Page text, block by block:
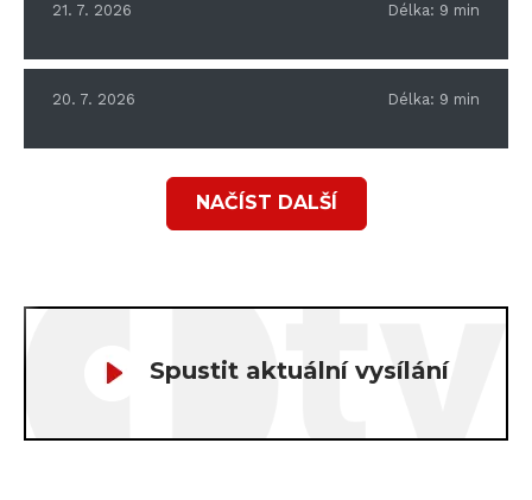
21. 7. 2026 Délka: 9 min
20. 7. 2026 Délka: 9 min
NAČÍST DALŠÍ
Spustit aktuální vysílání